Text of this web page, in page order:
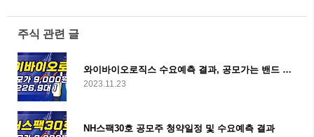
주식 관련 글
와이바이오로직스 수요예측 결과, 공모가는 밴드 하단 9천원
2023.11.23
NH스팩30호 공모주 청약일정 및 수요예측 결과